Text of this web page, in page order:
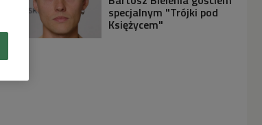
specjalnym "Trójki pod
Księżycem"